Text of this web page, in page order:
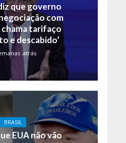
que governo
com
chama tarifaço
e descabido’
atrás
BRASIL
EUA não vão